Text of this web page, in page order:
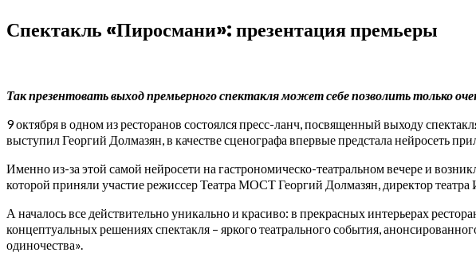
Спектакль «Пиросмани»: презентация премьеры
Так презентовать выход премьерного спектакля может себе позволить только
9 октября в одном из ресторанов состоялся пресс-ланч, посвященный выходу
выступил Георгий Долмазян, в качестве сценографа впервые предстала нейросеть
Именно из-за этой самой нейросети на гастрономическо-театральном вечере и
которой приняли участие режиссер Театра МОСТ Георгий Долмазян, директор
А началось все действительно уникально и красиво: в прекрасных интерьерах
концептуальных решениях спектакля – яркого театрального события,
одиночества».